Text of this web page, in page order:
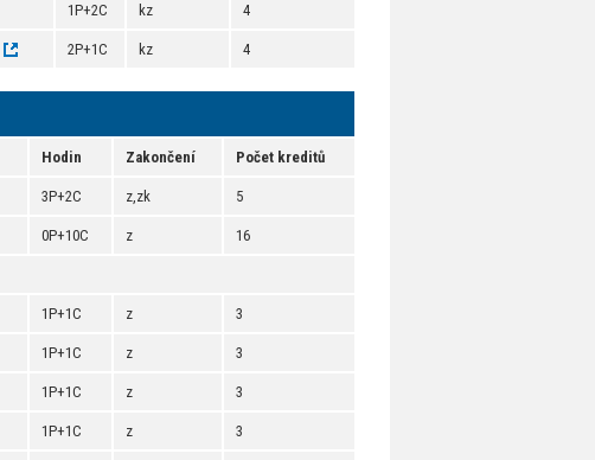
1P+2C kz 4
2P+1C kz 4
Hodin Zakončení Počet kreditů
3P+2C z,zk 5
0P+10C z 16
1P+1C z 3
1P+1C z 3
1P+1C z 3
1P+1C z 3